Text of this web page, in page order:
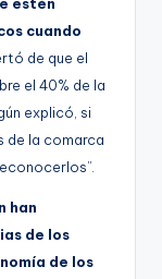
estén
cuando
de que el
el 40% de la
explicó, si
de la comarca
han
de los
de los